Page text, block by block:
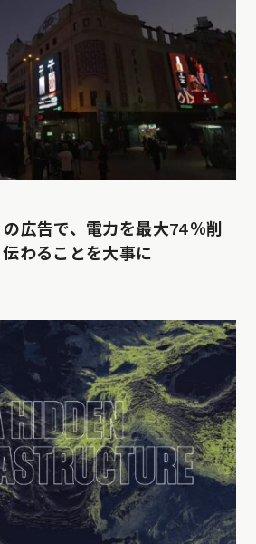
の広告で、電力を最大74％削
わることを大事に